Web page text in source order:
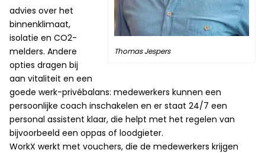
Thomas Jespers
advies over het
binnenklimaat,
isolatie en CO2-
melders. Andere
opties dragen bij
aan vitaliteit en een
goede werk-privébalans: medewerkers kunnen een
persoonlijke coach inschakelen en er staat 24/7 een
personal assistent klaar, die helpt met het regelen van
bijvoorbeeld een oppas of loodgieter.
WorkX werkt met vouchers, die de medewerkers krijgen